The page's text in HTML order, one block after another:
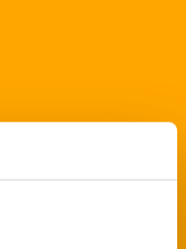
Economy
Capellino)